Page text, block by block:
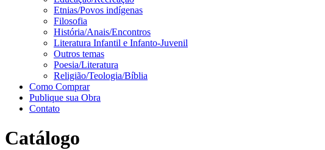
Etnias/Povos indígenas
Filosofia
História/Anais/Encontros
Literatura Infantil e Infanto-Juvenil
Outros temas
Poesia/Literatura
Religião/Teologia/Bíblia
Como Comprar
Publique sua Obra
Contato
Catálogo